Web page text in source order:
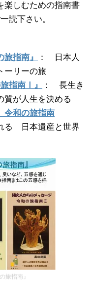
楽しむための指南書
読下さい。
指南』
： 日本人
ーリーの旅
指南Ⅰ』
： 長生き
が人生を決める
和の旅指南
る 日本遺産と世界
旅指南』